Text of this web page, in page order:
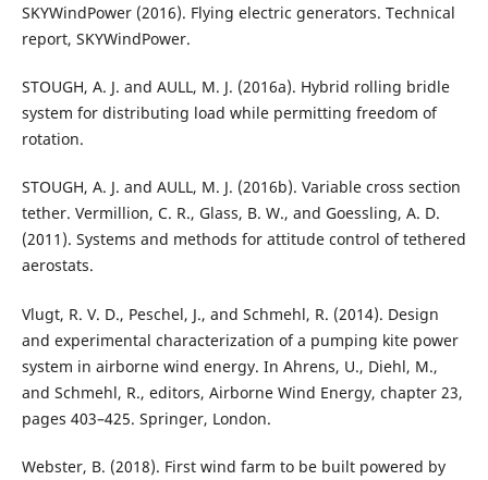
SKYWindPower (2016). Flying electric generators. Technical
report, SKYWindPower.
STOUGH, A. J. and AULL, M. J. (2016a). Hybrid rolling bridle
system for distributing load while permitting freedom of
rotation.
STOUGH, A. J. and AULL, M. J. (2016b). Variable cross section
tether. Vermillion, C. R., Glass, B. W., and Goessling, A. D.
(2011). Systems and methods for attitude control of tethered
aerostats.
Vlugt, R. V. D., Peschel, J., and Schmehl, R. (2014). Design
and experimental characterization of a pumping kite power
system in airborne wind energy. In Ahrens, U., Diehl, M.,
and Schmehl, R., editors, Airborne Wind Energy, chapter 23,
pages 403–425. Springer, London.
Webster, B. (2018). First wind farm to be built powered by